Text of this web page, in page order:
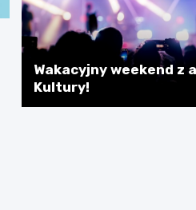
Wakacyjny weekend z
Kultury!